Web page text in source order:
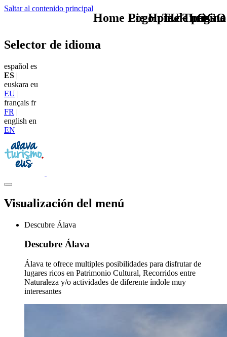
Saltar al contenido principal
TU - LOGO
Selector de idioma
español es
ES |
euskara eu
EU |
français fr
FR |
english en
EN
Visualización del menú
Descubre Álava
Descubre Álava
Álava te ofrece multiples posibilidades para disfrutar de
lugares ricos en Patrimonio Cultural, Recorridos entre
Naturaleza y/o actividades de diferente índole muy
interesantes
Home Logo pie de página
Pie Home Turismo